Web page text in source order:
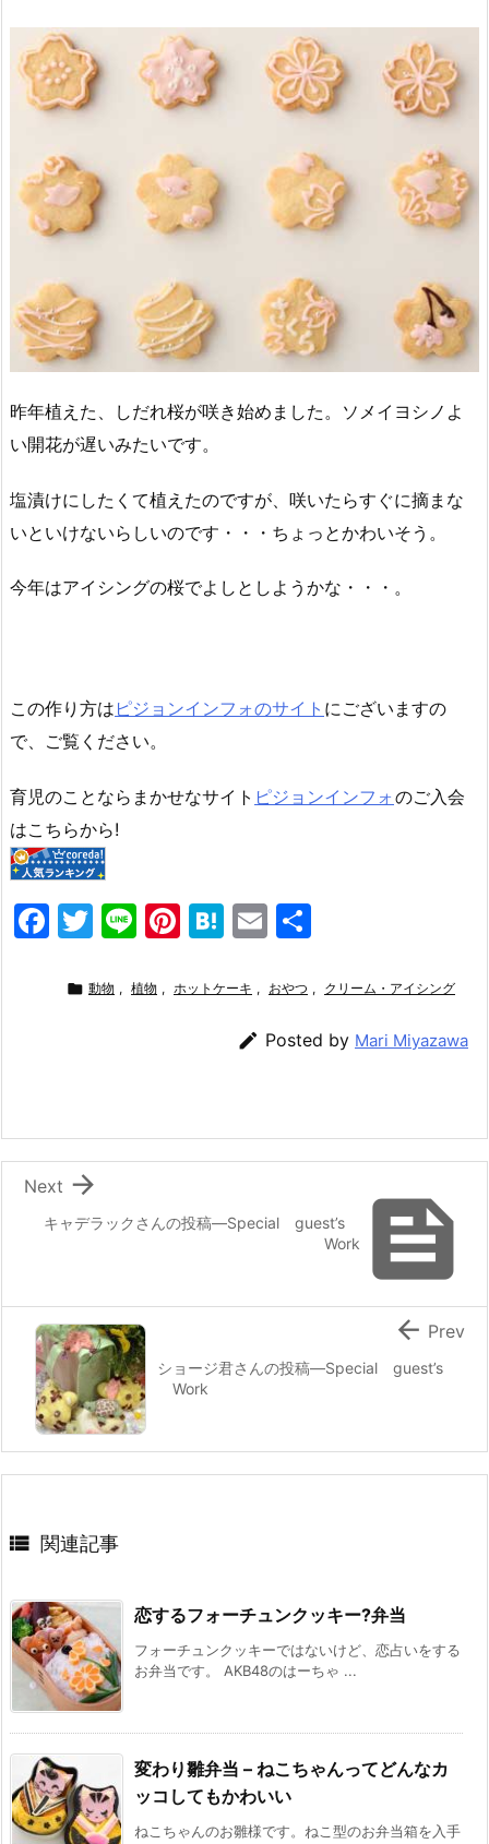
昨年植えた、しだれ桜が咲き始めました。ソメイヨシノよ
い開花が遅いみたいです。
塩漬けにしたくて植えたのですが、咲いたらすぐに摘まな
いといけないらしいのです・・・ちょっとかわいそう。
今年はアイシングの桜でよしとしようかな・・・。
この作り方は ピジョンインフォのサイト にございますの
で、ご覧ください。
育児のことならまかせなサイト ピジョンインフォのご入会
はこちらから!
F
c
o
k
T
itt
Li
e
Pi
er
H
e
a
E
ai
l
 動物 , 植物 , ホットケーキ , おやつ , クリーム・アイシング
 Posted by Mari Miyazawa

キャデラックさんの投稿—Special guest’s
Work

Next
ショージ君さんの投稿—Special guest’s
Work
 Prev
 関連記事
恋するフォーチュンクッキー?弁当
フォーチュンクッキーではないけど、恋占いをする
お弁当です。 AKB48のはーちゃ ...
変わり雛弁当 – ねこちゃんってどんなカ
ッコしてもかわいい
ねこちゃんのお雛様です。ねこ型のお弁当箱を入手